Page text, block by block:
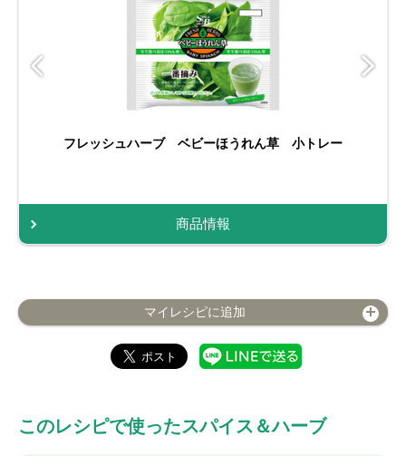
フレッシュハーブ ベビーほうれん草 小トレー
商品情報
マイレシピに追加
このレシピで使ったスパイス＆ハーブ